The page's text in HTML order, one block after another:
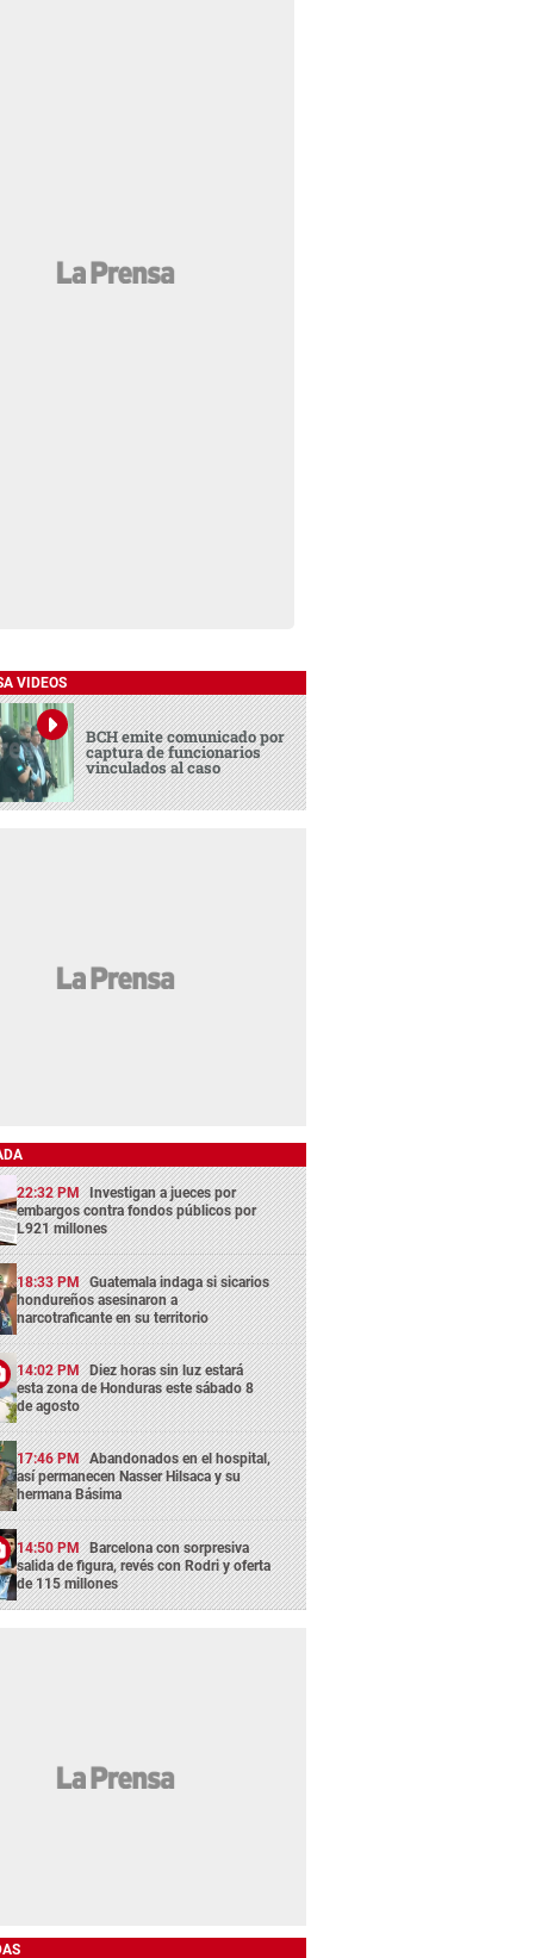
VIDEOS
BCH emite comunicado por
captura de funcionarios
vinculados al caso
22:32 PM Investigan a jueces por
embargos contra fondos públicos por
L921 millones
18:33 PM Guatemala indaga si sicarios
hondureños asesinaron a
narcotraficante en su territorio
14:02 PM Diez horas sin luz estará
esta zona de Honduras este sábado 8
de agosto
17:46 PM Abandonados en el hospital,
así permanecen Nasser Hilsaca y su
hermana Básima
14:50 PM Barcelona con sorpresiva
salida de figura, revés con Rodri y oferta
de 115 millones